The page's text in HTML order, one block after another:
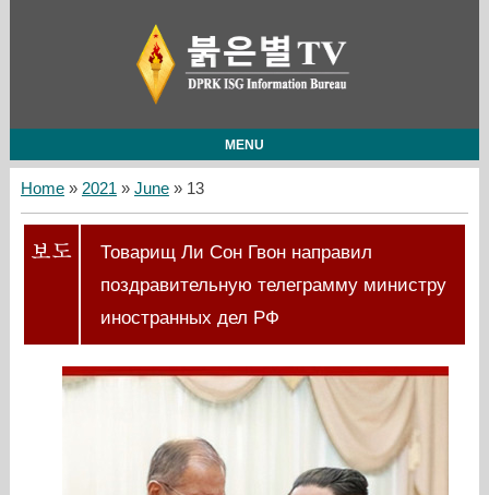
MENU
Home» 2021 » June » 13
Товарищ Ли Сон Гвон направил
поздравительную телеграмму министру
иностранных дел РФ